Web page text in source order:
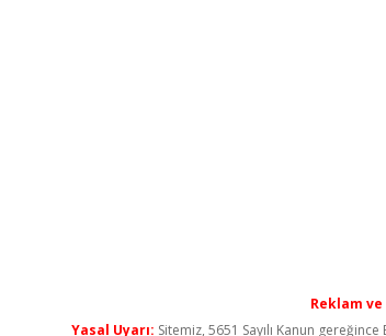
Reklam
Yasal Uyarı: Sitemiz, 5651 Sayılı Kanun